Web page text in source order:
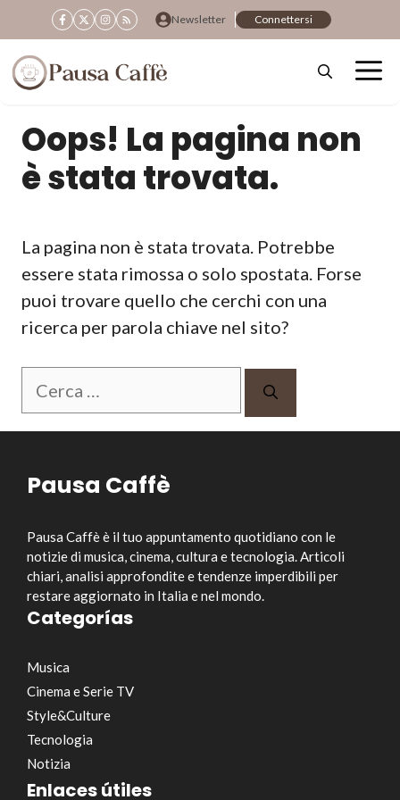
al
contenuto
Newsletter Connettersi
Oops! La pagina non
è stata trovata.
La pagina non è stata trovata. Potrebbe
essere stata rimossa o solo spostata. Forse
puoi trovare quello che cerchi con una
ricerca per parola chiave nel sito?
Ricerca
Pausa Caffè
Pausa Caffè è il tuo appuntamento quotidiano con le
notizie di musica, cinema, cultura e tecnologia. Articoli
chiari, analisi approfondite e tendenze imperdibili per
restare aggiornato in Italia e nel mondo.
Categorías
Musica
Cinema e Serie TV
Style&Culture
Tecnologia
Notizia
Enlaces útiles